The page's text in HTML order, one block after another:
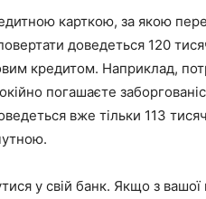
карткою, за якою
доведеться 120
кредитом. Наприклад,
погашаєте
вже тільки 113
у свій банк. Якщо з вашої